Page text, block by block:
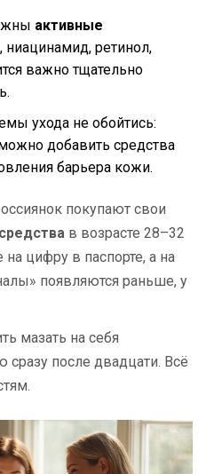
активные
ретинол,
важно тщательно
ухода не обойтись:
добавить средства
барьера кожи.
покупают свои
в возрасте 28–32
на цифру в паспорте, а на
появляются раньше, у
мазать на себя
после двадцати. Всё